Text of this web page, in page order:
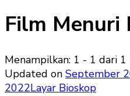
Film Menuri
Menampilkan: 1 - 1 dari 1
Updated on September
2022Layar Bioskop